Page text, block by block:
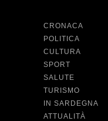
CRONACA
POLITICA
CULTURA
SPORT
SALUTE
TURISMO
IN SARDEGNA
ATTUALITÀ